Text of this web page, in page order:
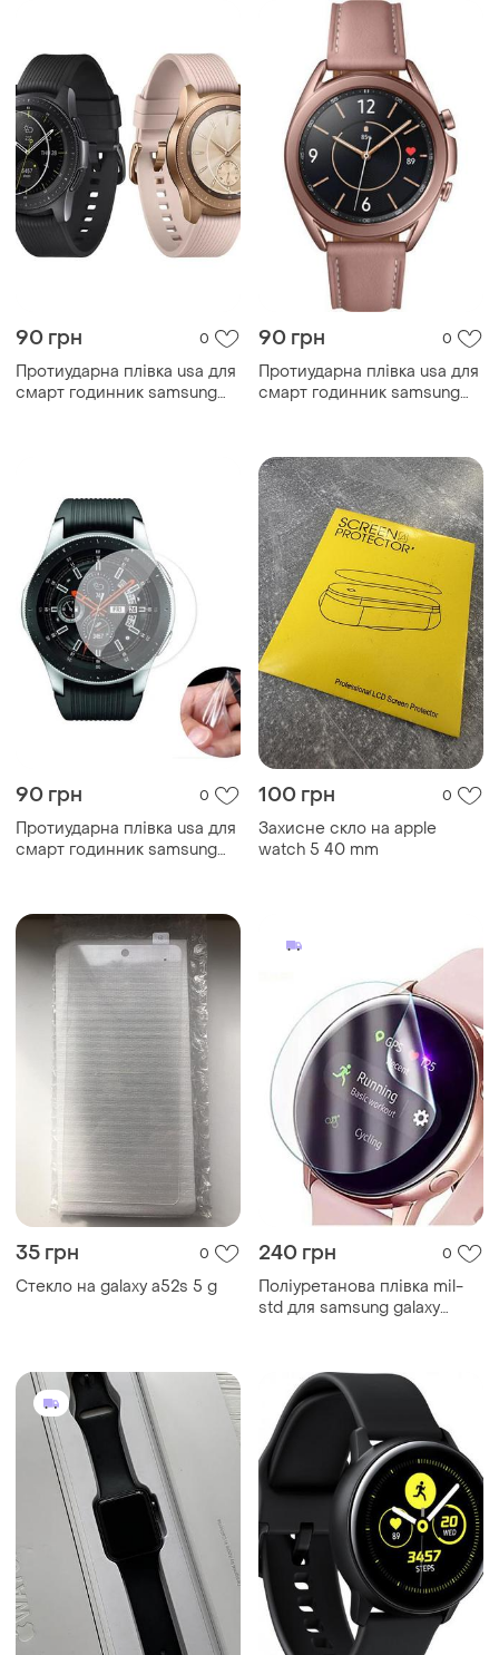
90 грн 0
Протиударна плівка usa для
смарт годинник samsung
90 грн 0
Протиударна плівка usa для
смарт годинник samsung
90 грн 0
Протиударна плівка usa для
смарт годинник samsung
100 грн 0
Захисне скло на apple
watch 5 40 mm
35 грн 0
Стекло на galaxy a52s 5 g
240 грн 0
Поліуретанова плівка mil-
std для samsung galaxy